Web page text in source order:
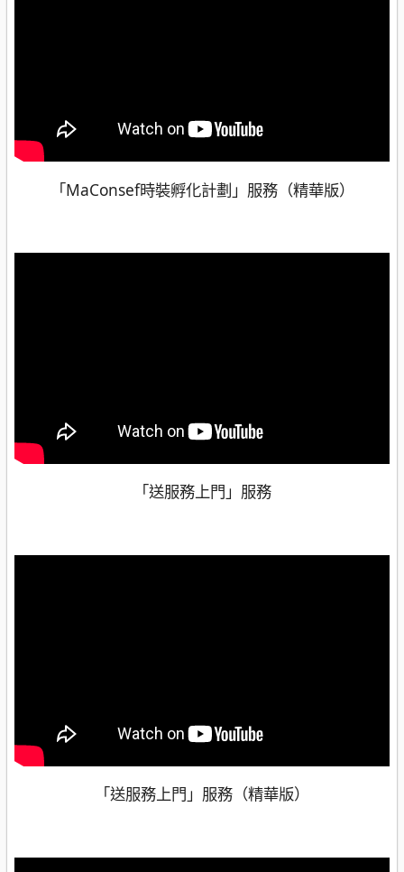
「MaConsef時裝孵化計劃」服務（精華版）
「送服務上門」服務
「送服務上門」服務（精華版）